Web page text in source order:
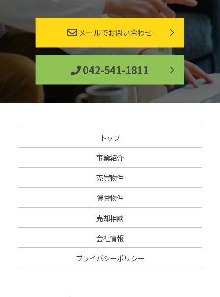
メールでお問い合わせ
042-541-1811
トップ
事業紹介
売買物件
賃貸物件
売却相談
会社情報
プライバシーポリシー